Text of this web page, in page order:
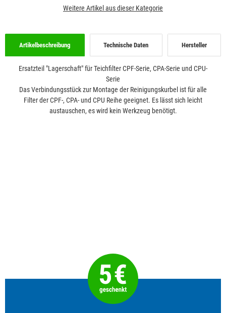
Weitere Artikel aus dieser Kategorie
Artikelbeschreibung Technische Daten Hersteller
Ersatzteil "Lagerschaft" für Teichfilter CPF-Serie, CPA-Serie und CPU-
Serie
Das Verbindungsstück zur Montage der Reinigungskurbel ist für alle
Filter der CPF-, CPA- und CPU Reihe geeignet. Es lässt sich leicht
austauschen, es wird kein Werkzeug benötigt.